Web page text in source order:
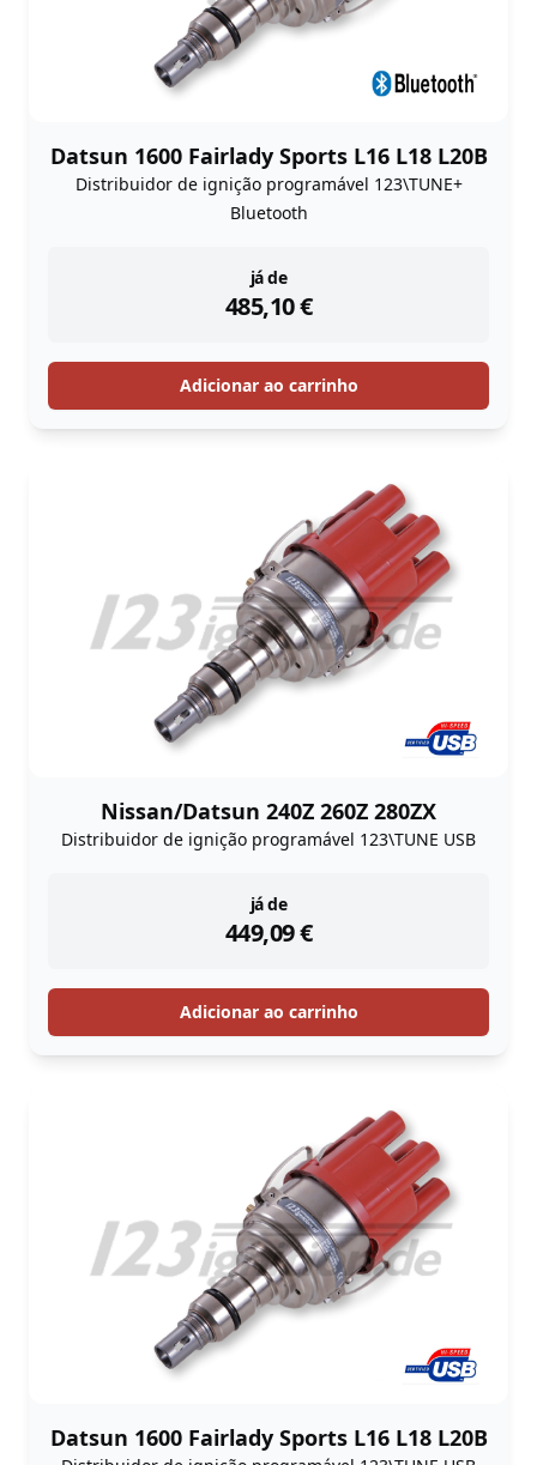
Datsun 1600 Fairlady Sports L16 L18 L20B
Distribuidor de ignição programável 123\TUNE+
Bluetooth
já de
485,10€
instock
Adicionar ao carrinho
Nissan/Datsun 240Z 260Z 280ZX
Distribuidor de ignição programável 123\TUNE USB
já de
449,09€
instock
Adicionar ao carrinho
Datsun 1600 Fairlady Sports L16 L18 L20B